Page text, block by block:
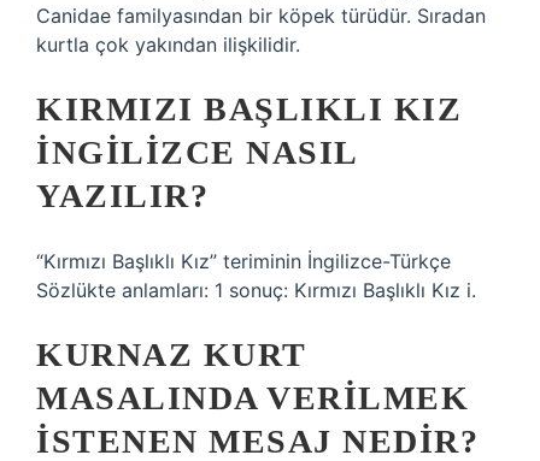
Canidae familyasından bir köpek türüdür. Sıradan
kurtla çok yakından ilişkilidir.
KIRMIZI BAŞLIKLI KIZ
INGILIZCE NASIL
YAZILIR?
“Kırmızı Başlıklı Kız” teriminin İngilizce-Türkçe
Sözlükte anlamları: 1 sonuç: Kırmızı Başlıklı Kız i.
KURNAZ KURT
MASALINDA VERILMEK
ISTENEN MESAJ NEDIR?